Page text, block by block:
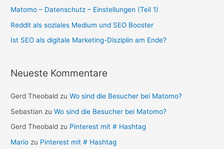
Matomo – Datenschutz – Einstellungen (Teil 1)
Reddit als soziales Medium und SEO Booster
Ist SEO als digitale Marketing-Disziplin am Ende?
Neueste Kommentare
Gerd Theobald zuWo sind die Besucher bei Matomo?
Sebastian zuWo sind die Besucher bei Matomo?
Gerd Theobald zu Pinterest mit # Hashtag
Mario zu Pinterest mit # Hashtag